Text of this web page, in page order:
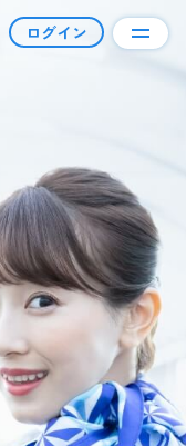
ログイン